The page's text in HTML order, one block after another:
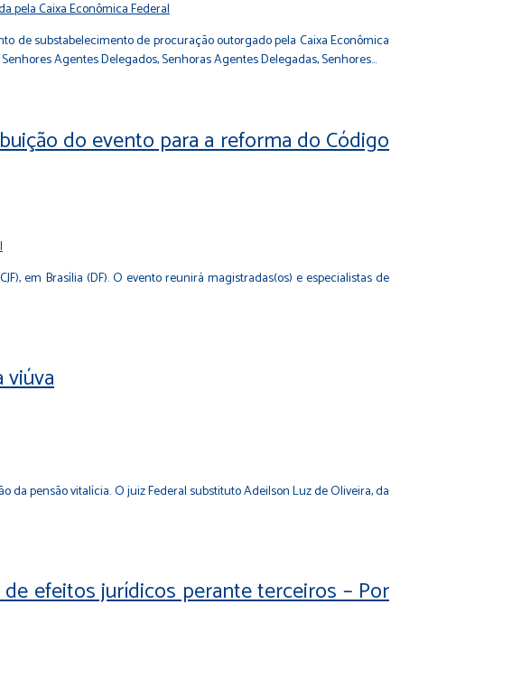
de substabelecimento de procuração outorgado pela Caixa Econômica
Agentes Delegados, Senhoras Agentes Delegadas, Senhores…
do evento para a reforma do Código
em Brasília (DF). O evento reunirá magistradas(os) e especialistas de
viúva
pensão vitalícia. O juiz Federal substituto Adeilson Luz de Oliveira, da
efeitos jurídicos perante terceiros – Por